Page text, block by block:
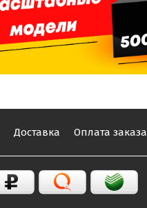
Доставка Оплата заказа